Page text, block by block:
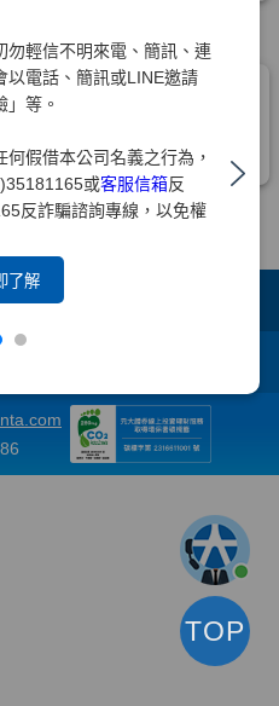
勿輕信不明來電、簡訊、連
以電話、簡訊或LINE邀請
」等。
假借本公司名義之行為，
或客服信箱反
反詐騙諮詢專線，以免權
了解
TOP